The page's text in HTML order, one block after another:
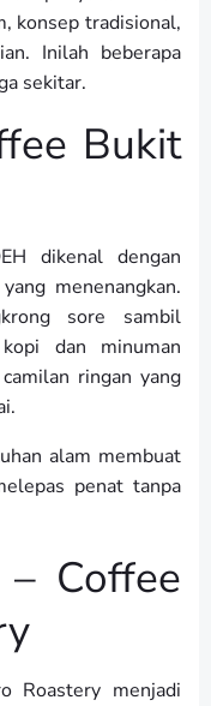
konsep tradisional,
Inilah beberapa
sekitar.
Bukit
dikenal dengan
menenangkan.
sore sambil
dan minuman
ringan yang
alam membuat
penat tanpa
Coffee
Roastery menjadi